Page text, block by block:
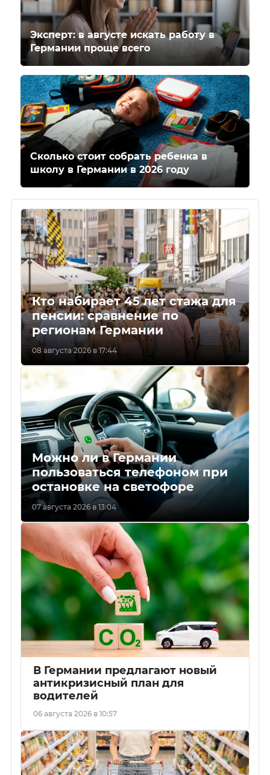
Эксперт: в августе искать работу в
Германии проще всего
Сколько стоит собрать ребенка в
школу в Германии в 2026 году
Кто набирает 45 лет стажа для
пенсии: сравнение по
регионам Германии
08 августа 2026 в 17:44
Можно ли в Германии
пользоваться телефоном при
остановке на светофоре
07 августа 2026 в 13:04
В Германии предлагают новый
антикризисный план для
водителей
06 августа 2026 в 10:57